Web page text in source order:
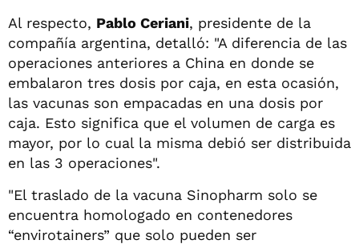
Al respecto, Pablo Ceriani, presidente de la
compañía argentina, detalló: "A diferencia de las
operaciones anteriores a China en donde se
embalaron tres dosis por caja, en esta ocasión,
las vacunas son empacadas en una dosis por
caja. Esto significa que el volumen de carga es
mayor, por lo cual la misma debió ser distribuida
en las 3 operaciones".
"El traslado de la vacuna Sinopharm solo se
encuentra homologado en contenedores
“envirotainers” que solo pueden ser